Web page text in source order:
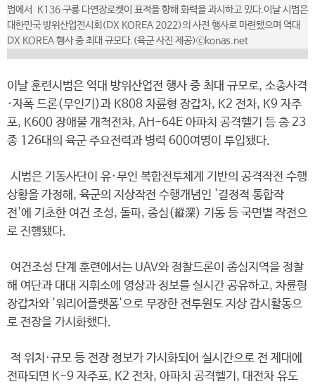
범에서 K136 구룡 다연장로켓이 표적을 향해 화력을 과시하고 있다.이날 시범은
대한민국 방위산업전시회(DX KOREA 2022)의 사전 행사로 마련됐으며 역대
DX KOREA 행사 중 최대 규모다.(육군 사진 제공)ⓒkonas.net
이날 훈련시범은 역대 방위산업전 행사 중 최대 규모로, 소총사격
·자폭 드론(무인기)과 K808 차륜형 장갑차, K2 전차, K9 자주
포, K600 장애물 개척전차, AH-64E 아파치 공격헬기 등 총 23
종 126대의 육군 주요전력과 병력 600여명이 투입됐다.
시범은 기동사단이 유·무인 복합전투체계 기반의 공격작전 수행
상황을 가정해, 육군의 지상작전 수행개념인 '결정적 통합작
전'에 기초한 여건 조성, 돌파, 종심(縱深) 기동 등 국면별 작전으
로 진행됐다.
여건조성 단계 훈련에서는 UAV와 정찰드론이 종심지역을 정찰
해 여단과 대대 지휘소에 영상과 정보를 실시간 공유하고, 차륜형
장갑차와 '워리어플랫폼'으로 무장한 전투원도 지상 감시활동으
로 전장을 가시화했다.
적 위치·규모 등 전장 정보가 가시화되어 실시간으로 전 제대에
전파되면 K-9 자주포, K2 전차, 아파치 공격헬기, 대전차 유도